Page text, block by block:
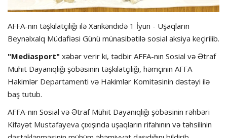
AFFA-nın təşkilatçılığı ilə Xankəndidə 1 İyun - Uşaqların
Beynəlxalq Müdafiəsi Günü münasibətilə sosial aksiya keçirilib.
"Mediasport" xəbər verir ki, tədbir AFFA-nın Sosial və Ətraf
Mühit Dayanıqlığı şöbəsinin təşkilatçılığı, həmçinin AFFA
Hakimlər Departamenti və Hakimlər Komitəsinin dəstəyi ilə
baş tutub.
AFFA-nın Sosial və Ətraf Mühit Dayanıqlığı şöbəsinin rəhbəri
Kifayət Mustafayeva çıxışında uşaqların rifahının və təhsilinin